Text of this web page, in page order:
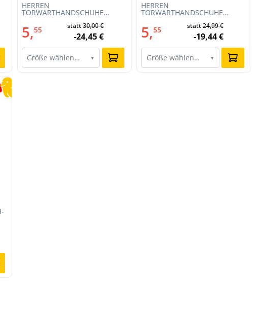
HERREN
TORWARTHANDSCHUHE
(JH3805)
5,55 statt30,00 €
-24,45 €
Größe wählen… ▾
HERREN
TORWARTHANDSCHUHE
5,55 statt24,99 €
-19,44 €
Größe wählen… ▾